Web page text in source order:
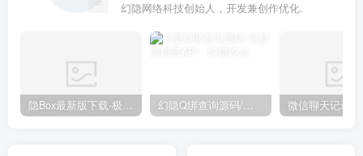
幻隐网络科技创始人，开发兼创作优化.
隐Box最新版下载-极致模式 幻隐Q绑查询源码/完整源码带API